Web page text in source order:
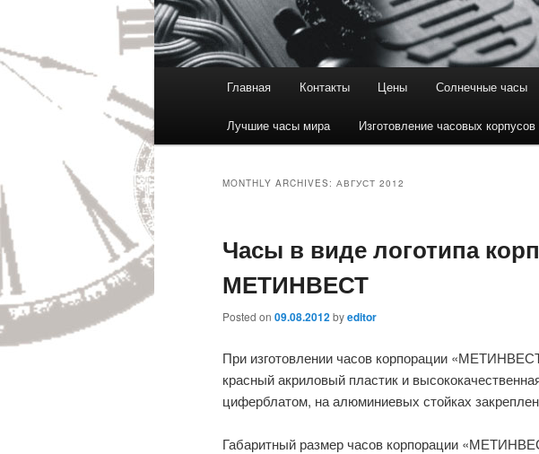
Skip to primary content
Skip to secondary content
Главная Контакты Цены Солнечные часы
Лучшие часы мира Изготовление часовых корпусов
MONTHLY ARCHIVES: АВГУСТ 2012
Часы в виде логотипа
МЕТИНВЕСТ
Posted on 09.08.2012byeditor
При изготовлении часов корпорации
красный акриловый пластик и
циферблатом, на алюминиевых стойках
Габаритный размер часов корпорации